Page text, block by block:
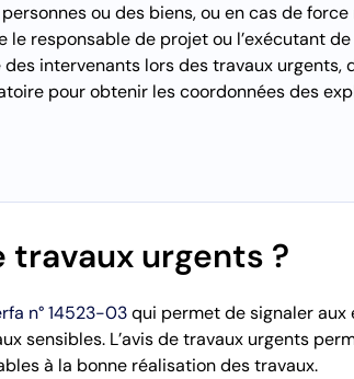
ou des biens, ou en cas de force
le responsable de projet ou l’exécutant
des intervenants lors des travaux urgents,
pour obtenir les coordonnées des
travaux urgents ?
n° 14523-03qui permet de signaler
sensibles. L’avis de travaux urgents
à la bonne réalisation des travaux.